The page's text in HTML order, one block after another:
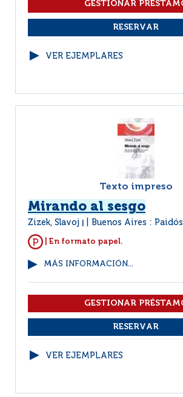
VER EJEMPLARES
Texto impreso
Mirando al sesgo
Zizek, Slavoj Buenos Aires : Paidós
| En formato papel.
MÁS INFORMACIÓN...
VER EJEMPLARES